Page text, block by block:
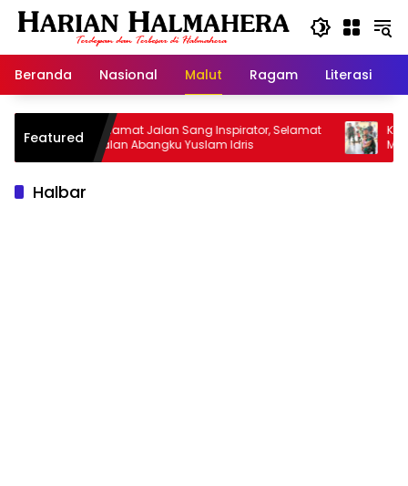
Langsung
Beranda
Nasional Malut Ragam Literasi
Featured
Selamat Jalan Sang Inspirator, Selamat
Jalan Abangku Yuslam Idris
Kiprah Korem
Menangani
Halbar